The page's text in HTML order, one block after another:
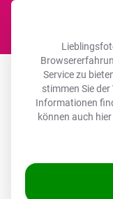
Service zu
stimmen Sie
Informationen
können auch
Poster mit
Abstrakt